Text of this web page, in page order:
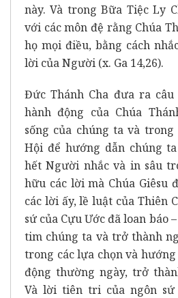
này. Và trong Bữa Tiệc Ly
với các môn đệ rằng Chúa
họ mọi điều, bằng cách
lời của Người (x. Ga 14,26).
Đức Thánh Cha đưa ra
hành động của Chúa
sống của chúng ta và trong
Hội để hướng dẫn chúng
hết Người nhắc và in sâu
hữu các lời mà Chúa Giêsu
các lời ấy, lề luật của Thiên
sứ của Cựu Ước đã loan báo
tim chúng ta và trở thành
trong các lựa chọn và
động thường ngày, trở
Và lời tiên tri của ngôn sứ